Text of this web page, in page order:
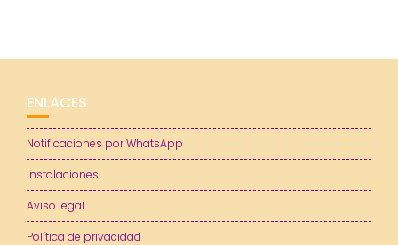
ENLACES
Notificaciones por WhatsApp
Instalaciones
Aviso legal
Política de privacidad